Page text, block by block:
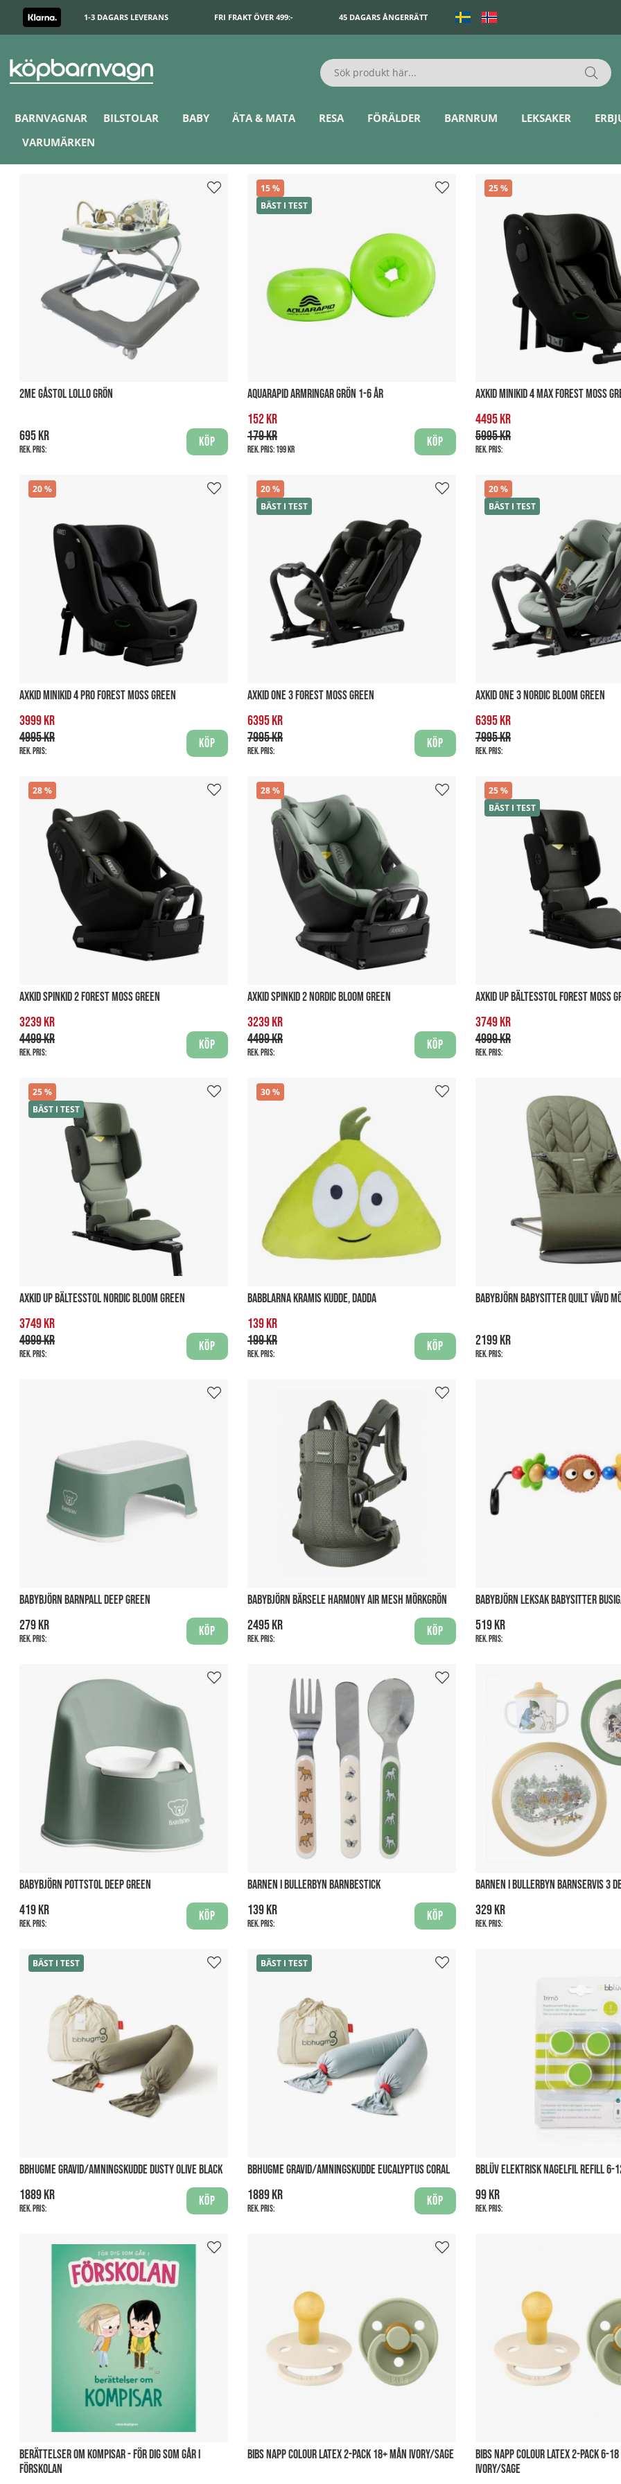
1-3 DAGARS LEVERANS FRI FRAKT ÖVER 499:- 45 DAGARS ÅNGERRÄTT
BARNVAGNAR BILSTOLAR BABY ÄTA & MATA RESA FÖRÄLDER BARNRUM LEKSAKER
VARUMÄRKEN
2ME GÅSTOL LOLLO GRÖN
695 kr
Rek. pris:
Köp
15
BÄST I TEST
AQUARAPID ARMRINGAR GRÖN 1-6 ÅR
152 kr
179 kr
Rek. pris:199 kr
Köp
25
AXKID MINIKID 4 MAX FOREST MOSS
4495 kr
5995 kr
Rek. pris:
20
AXKID MINIKID 4 PRO FOREST MOSS GREEN
3999 kr
4995 kr
Rek. pris:
Köp
20
BÄST I TEST
AXKID ONE 3 FOREST MOSS GREEN
6395 kr
7995 kr
Rek. pris:
Köp
20
BÄST I TEST
AXKID ONE 3 NORDIC BLOOM GREEN
6395 kr
7995 kr
Rek. pris:
28
AXKID SPINKID 2 FOREST MOSS GREEN
3239 kr
4499 kr
Rek. pris:
Köp
28
AXKID SPINKID 2 NORDIC BLOOM GREEN
3239 kr
4499 kr
Rek. pris:
Köp
25
BÄST I TEST
AXKID UP BÄLTESSTOL FOREST MOSS
3749 kr
4999 kr
Rek. pris:
25
BÄST I TEST
AXKID UP BÄLTESSTOL NORDIC BLOOM GREEN
3749 kr
4999 kr
Rek. pris:
Köp
30
BABBLARNA KRAMIS KUDDE, DADDA
139 kr
199 kr
Rek. pris:
Köp
BABYBJÖRN BABYSITTER QUILT VÄVD
2199 kr
Rek. pris:
BABYBJÖRN BARNPALL DEEP GREEN
279 kr
Rek. pris:
Köp
BABYBJÖRN BÄRSELE HARMONY AIR MESH MÖRKGRÖN
2495 kr
Rek. pris:
Köp
BABYBJÖRN LEKSAK BABYSITTER
519 kr
Rek. pris:
BABYBJÖRN POTTSTOL DEEP GREEN
419 kr
Rek. pris:
Köp
BARNEN I BULLERBYN BARNBESTICK
139 kr
Rek. pris:
Köp
BARNEN I BULLERBYN BARNSERVIS 3
329 kr
Rek. pris:
BÄST I TEST
BBHUGME GRAVID/AMNINGSKUDDE DUSTY OLIVE BLACK
1889 kr
Rek. pris:
Köp
BÄST I TEST
BBHUGME GRAVID/AMNINGSKUDDE EUCALYPTUS CORAL
1889 kr
Rek. pris:
Köp
BBLÜV ELEKTRISK NAGELFIL REFILL 6-
99 kr
Rek. pris:
BERÄTTELSER OM KOMPISAR - FÖR DIG SOM GÅR I
FÖRSKOLAN
BIBS NAPP COLOUR LATEX 2-PACK 18+ MÅN IVORY/SAGE
BIBS NAPP COLOUR LATEX 2-PACK 6-
IVORY/SAGE